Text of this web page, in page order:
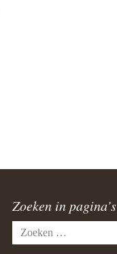
Zoeken in pagina’s
Zoeken
naar: